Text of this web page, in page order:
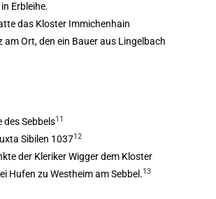
Erbleihe.
das Kloster Immichenhain
am Ort, den ein Bauer aus Lingelbach
des Sebbels11
Sibilen 103712
der Kleriker Wigger dem Kloster
Hufen zu Westheim am Sebbel.13